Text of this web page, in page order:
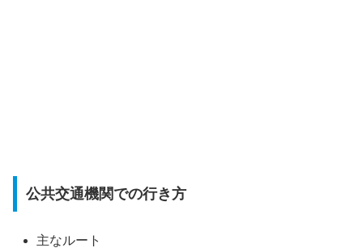
公共交通機関での行き方
主なルート